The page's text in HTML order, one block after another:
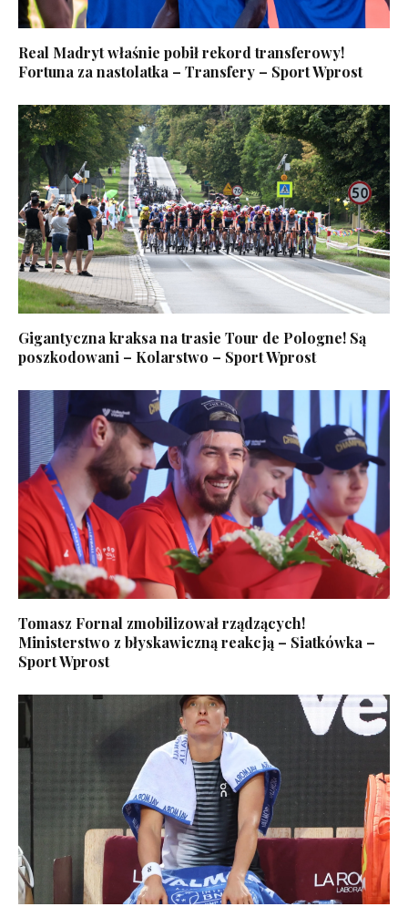
Real Madryt właśnie pobił rekord transferowy!
Fortuna za nastolatka – Transfery – Sport Wprost
Gigantyczna kraksa na trasie Tour de Pologne! Są
poszkodowani – Kolarstwo – Sport Wprost
Tomasz Fornal zmobilizował rządzących!
Ministerstwo z błyskawiczną reakcją – Siatkówka –
Sport Wprost